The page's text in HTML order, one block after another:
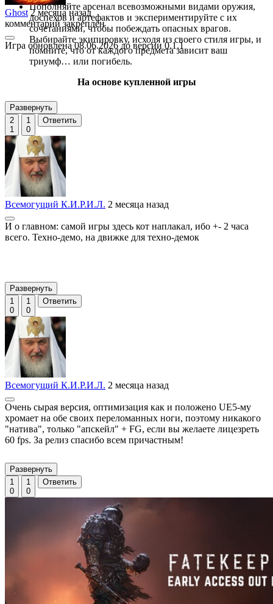
Пополняйте арсенал всевозможными видами оружия,
доспехов и артефактов и экспериментируйте с их
сочетаниями, чтобы побеждать опасных врагов.
Выбирайте экипировку, исходя из своего стиля игры, и
помните, что от каждого предмета зависит ваш
триумф… или погибель.
На основе купленной игры
Ghost 2 месяца назад
комментарий закреплён
Игра обновлена 08.06.2026 до версии 0.1.1
Развернуть
2
1
1
0
Ответить
Всемогущий К.И.Р.И.Л. 2 месяца назад
И о главном: самой игры здесь кот наплакал, ибо +- 2 часа
всего. Техно-демо, на движке для техно-демок
Развернуть
1
0
1
0
Ответить
Всемогущий К.И.Р.И.Л. 2 месяца назад
Очень сырая версия, оптимизация как и положено UE5-му
хромает на обе своих переломанных ноги, поэтому никакого
"натива", только "апскейл" + FG, если вы желаете лицезреть
60 fps. За релиз спасибо всем причастным!
Развернуть
1
0
1
0
Ответить